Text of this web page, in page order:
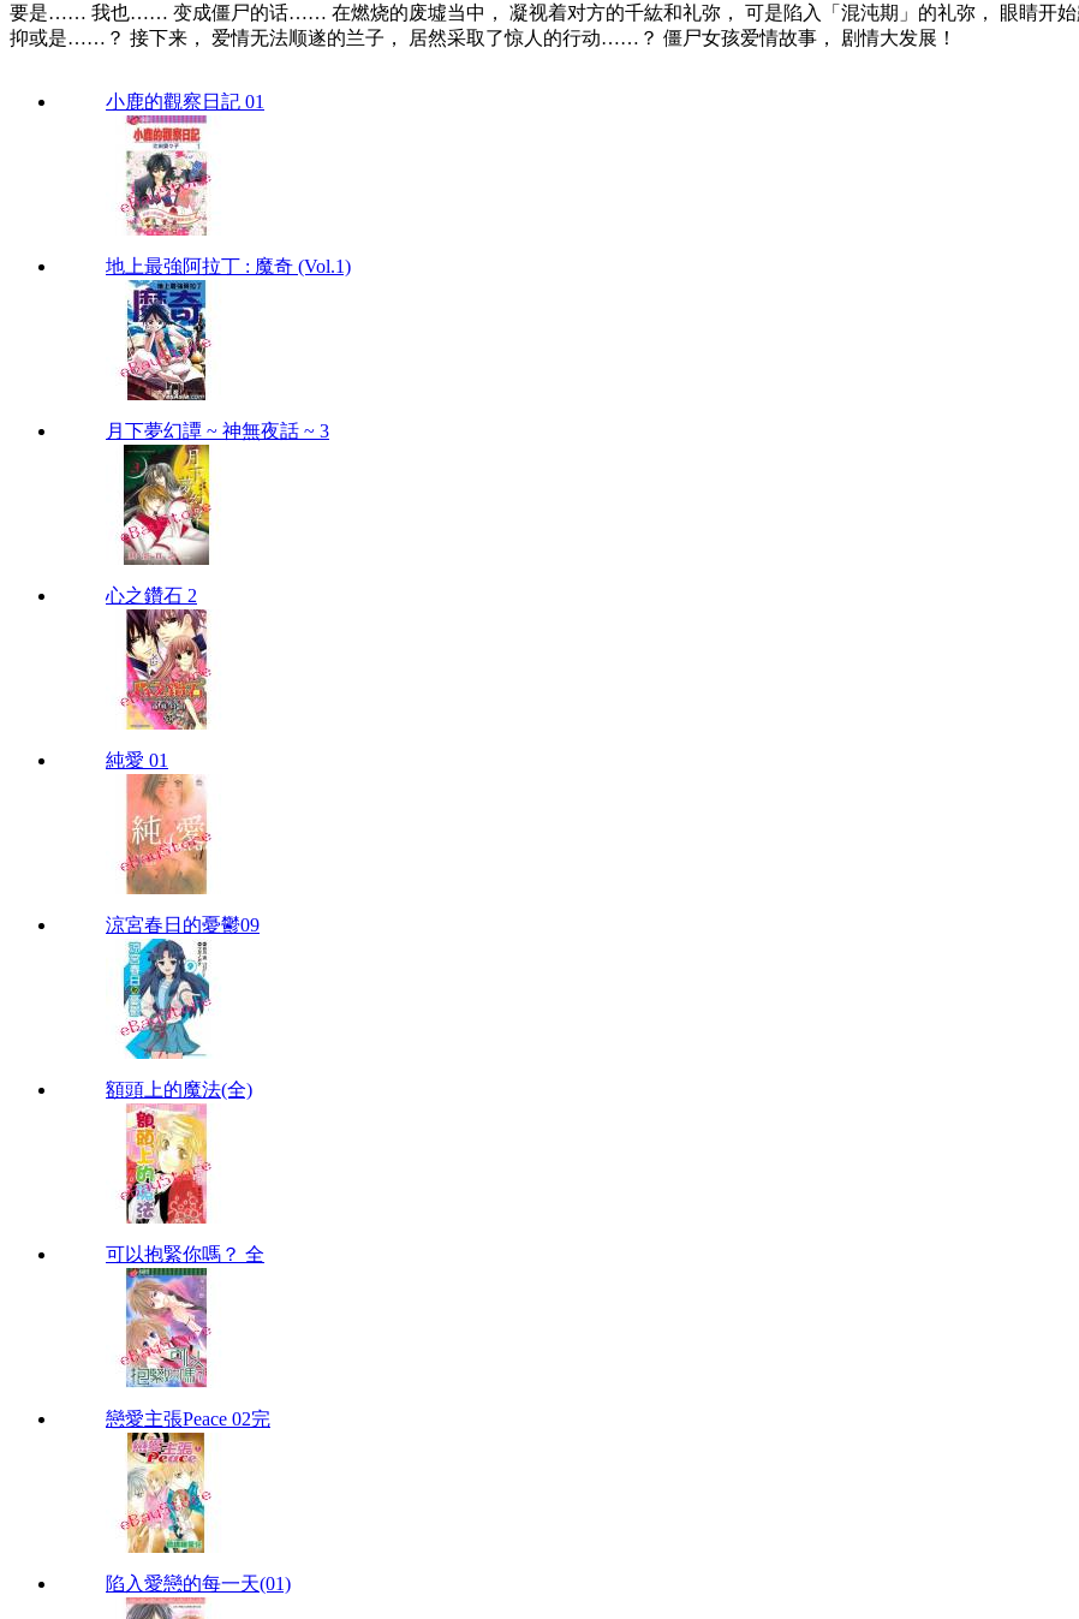
要是…… 我也…… 变成僵尸的话…… 在燃烧的废墟当中， 凝视着对方的千紘和礼弥， 可是陷入「混沌期」的礼弥， 眼睛开始
抑或是……？ 接下来， 爱情无法顺遂的兰子， 居然采取了惊人的行动……？ 僵尸女孩爱情故事， 剧情大发展！
小鹿的觀察日記 01
地上最強阿拉丁 : 魔奇 (Vol.1)
月下夢幻譚 ~ 神無夜話 ~ 3
心之鑽石 2
純愛 01
涼宮春日的憂鬱09
額頭上的魔法(全)
可以抱緊你嗎？ 全
戀愛主張Peace 02完
陷入愛戀的每一天(01)